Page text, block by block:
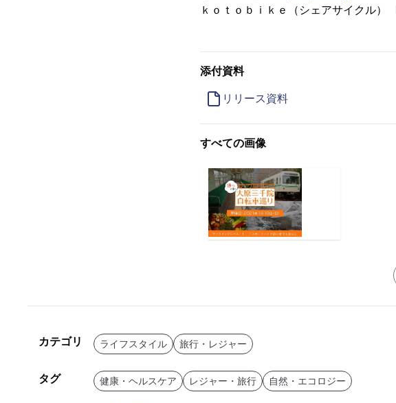
ｋｏｔｏｂｉｋｅ（シェアサイクル）
添付資料
リリース資料
すべての画像
カテゴリ ライフスタイル 旅行・レジャー
タグ 健康・ヘルスケア レジャー・旅行 自然・エコロジー